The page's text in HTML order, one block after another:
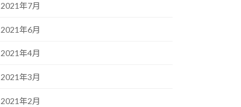
2021年7月
2021年6月
2021年4月
2021年3月
2021年2月